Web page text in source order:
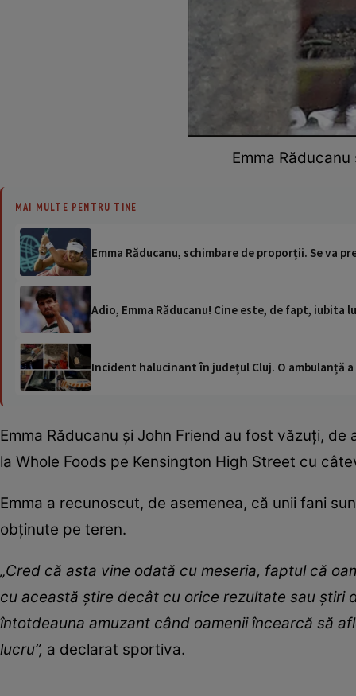
Emma
MAI MULTE PENTRU TINE
Emma Răducanu, schimbare de proporții. Se va
Adio, Emma Răducanu! Cine este, de fapt, iubita
Incident halucinant în județul Cluj. O ambulanță
Emma Răducanu și John Friend au fost văzuți,
la Whole Foods pe Kensington High Street cu
Emma a recunoscut, de asemenea, că unii fani
obținute pe teren.
„Cred că asta vine odată cu meseria, faptul că
cu această știre decât cu orice rezultate sau știri
întotdeauna amuzant când oamenii încearcă să
lucru”, a declarat sportiva.